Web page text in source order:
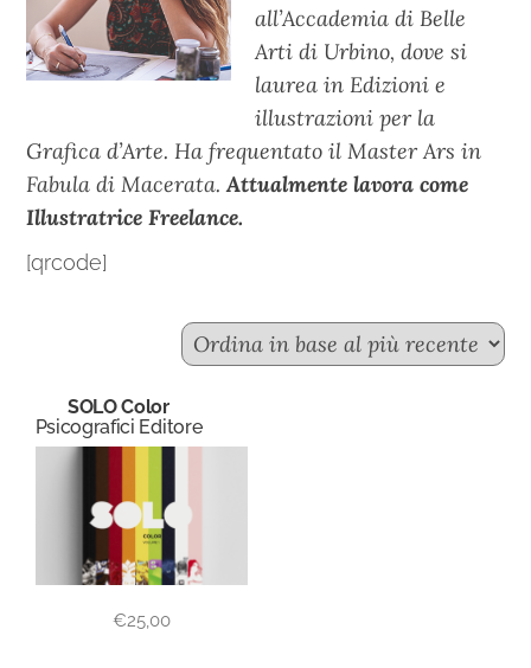
all’Accademia di Belle
Arti di Urbino, dove si
laurea in Edizioni e
illustrazioni per la
Grafica d’Arte. Ha frequentato il Master Ars in
Fabula di Macerata.Attualmente lavora come
Illustratrice Freelance.
[qrcode]
SOLO Color
Psicografici Editore
€25,00